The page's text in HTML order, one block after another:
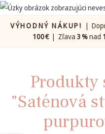
VÝHODNÝ NÁKUP! |
100 €| Zľava 3 %nad
Produkty
"Saténová